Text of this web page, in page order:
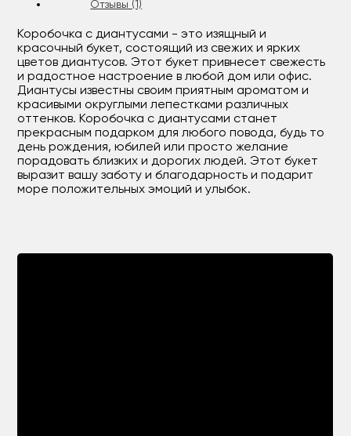
Отзывы (1)
Коробочка с диантусами - это изящный и
красочный букет, состоящий из свежих и ярких
цветов диантусов. Этот букет привнесет свежесть
и радостное настроение в любой дом или офис.
Диантусы известны своим приятным ароматом и
красивыми округлыми лепестками различных
оттенков. Коробочка с диантусами станет
прекрасным подарком для любого повода, будь то
день рождения, юбилей или просто желание
порадовать близких и дорогих людей. Этот букет
выразит вашу заботу и благодарность и подарит
море положительных эмоций и улыбок.